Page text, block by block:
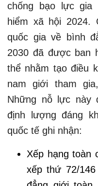
chống bạo lực gia
hiểm xã hội 2024.
quốc gia về bình
2030 đã được ban
thể nhằm tạo điều
nam giới tham
Những nỗ lực này
định lượng đáng
quốc tế ghi nhận:
Xếp hạng toàn
xếp thứ 72/